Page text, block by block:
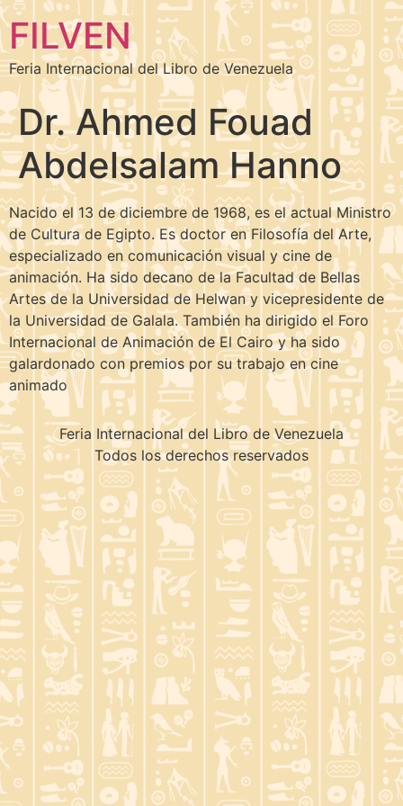
FILVEN
Feria Internacional del Libro de Venezuela
Dr. Ahmed Fouad
Abdelsalam Hanno
Nacido el 13 de diciembre de 1968, es el actual Ministro
de Cultura de Egipto. Es doctor en Filosofía del Arte,
especializado en comunicación visual y cine de
animación. Ha sido decano de la Facultad de Bellas
Artes de la Universidad de Helwan y vicepresidente de
la Universidad de Galala. También ha dirigido el Foro
Internacional de Animación de El Cairo y ha sido
galardonado con premios por su trabajo en cine
animado
Feria Internacional del Libro de Venezuela
Todos los derechos reservados